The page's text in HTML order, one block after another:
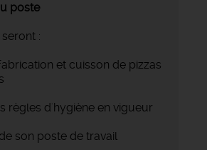
poste
:
et cuisson de pizzas
règles d'hygiène en vigueur
son poste de travail